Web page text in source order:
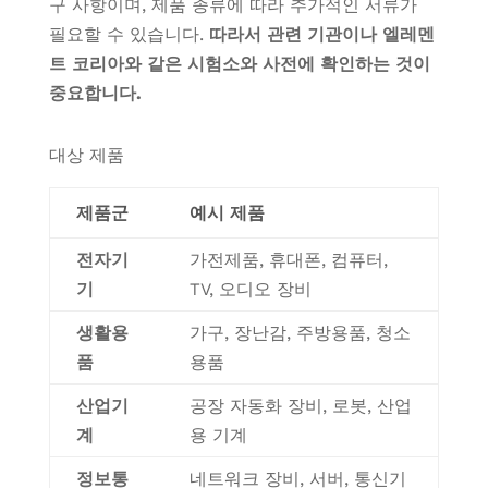
구 사항이며, 제품 종류에 따라 추가적인 서류가
필요할 수 있습니다. 따라서 관련 기관이나 엘레멘
트 코리아와 같은 시험소와 사전에 확인하는 것이
중요합니다.
대상 제품
제품군 예시 제품
전자기
기
가전제품, 휴대폰, 컴퓨터,
TV, 오디오 장비
생활용
품
가구, 장난감, 주방용품, 청소
용품
산업기
계
공장 자동화 장비, 로봇, 산업
용 기계
정보통 네트워크 장비, 서버, 통신기